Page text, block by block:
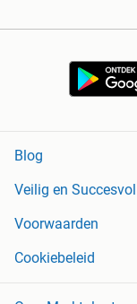
Blog
Veilig en Succesvol
Voorwaarden
Cookiebeleid